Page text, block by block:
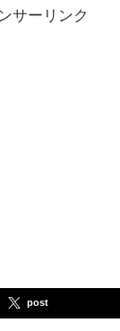
サーリンク
post